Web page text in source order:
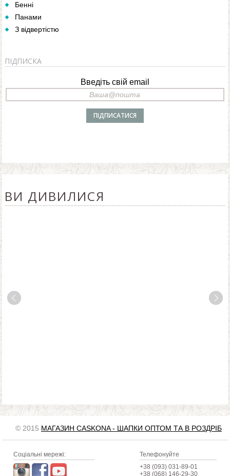
Бенні
Панами
З відвертістю
ПІДПИСКА
Введіть свій email
ВИ ДИВИЛИСЯ
© 2015 МАГАЗИН CASKONA - ШАПКИ ОПТОМ ТА В РОЗДРІБ
Соціальні мережі:
Телефонуйте
+38 (093) 031-89-01
+38 (068) 146-29-30